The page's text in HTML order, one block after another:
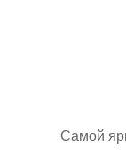
Самой